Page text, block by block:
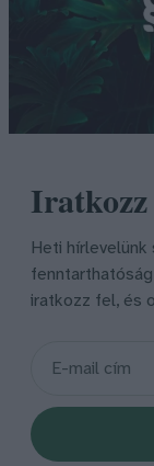
Heti hírlevelünk
iratkozz fel, és